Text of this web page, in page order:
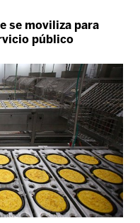
se moviliza para
público